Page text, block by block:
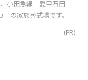
小田急線「愛甲石田
の家族葬式場です。
(PR)